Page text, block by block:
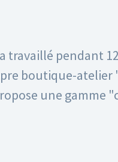
travaillé pendant
boutique-
une gamme